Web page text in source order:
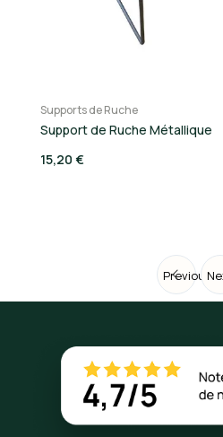
Previous
Supports de Ruche
Support de Ruche Métallique
15,20 €